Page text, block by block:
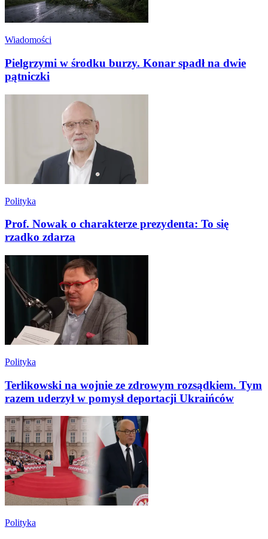
Wiadomości
Pielgrzymi w środku burzy. Konar spadł na dwie
pątniczki
Polityka
Prof. Nowak o charakterze prezydenta: To się
rzadko zdarza
Polityka
Terlikowski na wojnie ze zdrowym rozsądkiem. Tym
razem uderzył w pomysł deportacji Ukraińców
Polityka